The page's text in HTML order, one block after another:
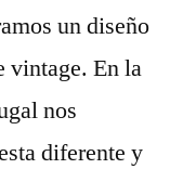
un diseño
vintage. En la
nos
diferente y